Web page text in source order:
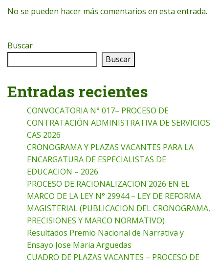
No se pueden hacer más comentarios en esta entrada.
Buscar
Buscar
Entradas recientes
CONVOCATORIA N° 017– PROCESO DE
CONTRATACIÓN ADMINISTRATIVA DE SERVICIOS
CAS 2026
CRONOGRAMA Y PLAZAS VACANTES PARA LA
ENCARGATURA DE ESPECIALISTAS DE
EDUCACION – 2026
PROCESO DE RACIONALIZACION 2026 EN EL
MARCO DE LA LEY N° 29944 – LEY DE REFORMA
MAGISTERIAL (PUBLICACION DEL CRONOGRAMA,
PRECISIONES Y MARCO NORMATIVO)
Resultados Premio Nacional de Narrativa y
Ensayo Jose Maria Arguedas
CUADRO DE PLAZAS VACANTES – PROCESO DE